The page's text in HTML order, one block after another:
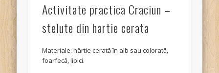
Activitate practica Craciun –
stelute din hartie cerata
Materiale: hârtie cerată în alb sau colorată,
foarfecă, lipici.